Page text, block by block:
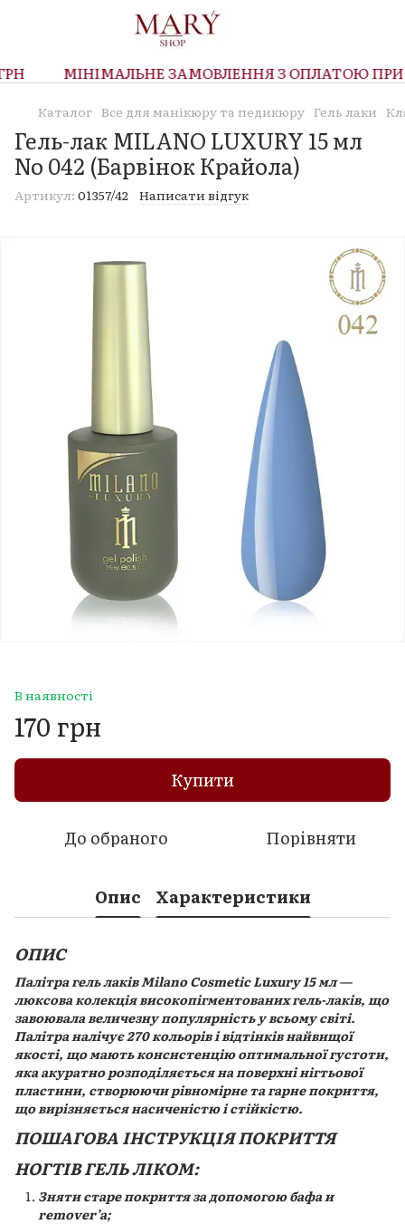
МІНІМАЛЬНЕ ЗАМОВЛЕННЯ З ОПЛАТОЮ ПРИ
Каталог Все для манікюру та педикюру Гель лаки
Гель-лак MILANO LUXURY 15 мл
No 042 (Барвінок Крайола)
Артикул: 01357/42 Написати відгук
В наявності
170 грн
Купити
До обраного Порівняти
Опис Характеристики
ОПИС
Палітра гель лаків Milano Cosmetic Luxury 15 мл —
люксова колекція високопігментованих гель-лаків, що
завоювала величезну популярність у всьому світі.
Палітра налічує 270 кольорів і відтінків найвищої
якості, що мають консистенцію оптимальної густоти,
яка акуратно розподіляється на поверхні нігтьової
пластини, створюючи рівномірне та гарне покриття,
що вирізняється насиченістю і стійкістю.
ПОШАГОВА ІНСТРУКЦІЯ ПОКРИТТЯ
НОГТІВ ГЕЛЬ ЛІКОМ:
Зняти старе покриття за допомогою бафа и
remover’а;